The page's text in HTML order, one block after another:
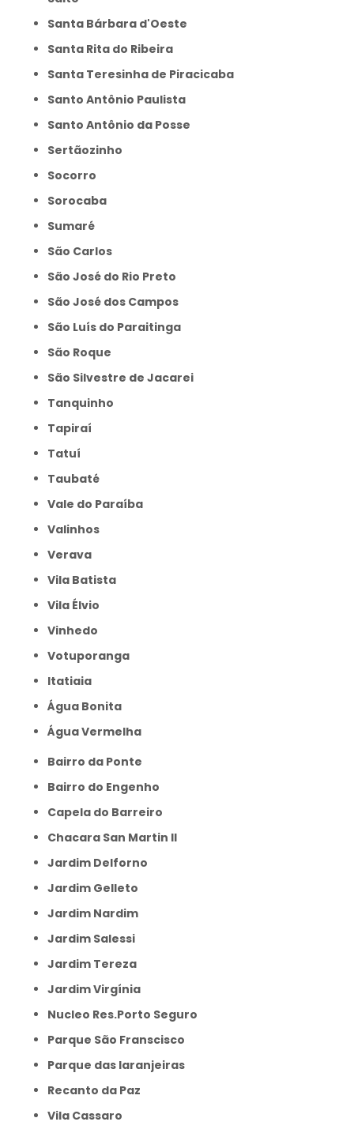
Santa Bárbara d'Oeste
Santa Rita do Ribeira
Santa Teresinha de Piracicaba
Santo Antônio Paulista
Santo Antônio da Posse
Sertãozinho
Socorro
Sorocaba
Sumaré
São Carlos
São José do Rio Preto
São José dos Campos
São Luís do Paraitinga
São Roque
São Silvestre de Jacarei
Tanquinho
Tapiraí
Tatuí
Taubaté
Vale do Paraíba
Valinhos
Verava
Vila Batista
Vila Élvio
Vinhedo
Votuporanga
itatiaia
Água Bonita
Água Vermelha
Bairro da Ponte
Bairro do Engenho
Capela do Barreiro
Chacara San Martin II
Jardim Delforno
Jardim Gelleto
Jardim Nardim
Jardim Salessi
Jardim Tereza
Jardim Virgínia
Nucleo Res.Porto Seguro
Parque São Franscisco
Parque das laranjeiras
Recanto da Paz
Vila Cassaro